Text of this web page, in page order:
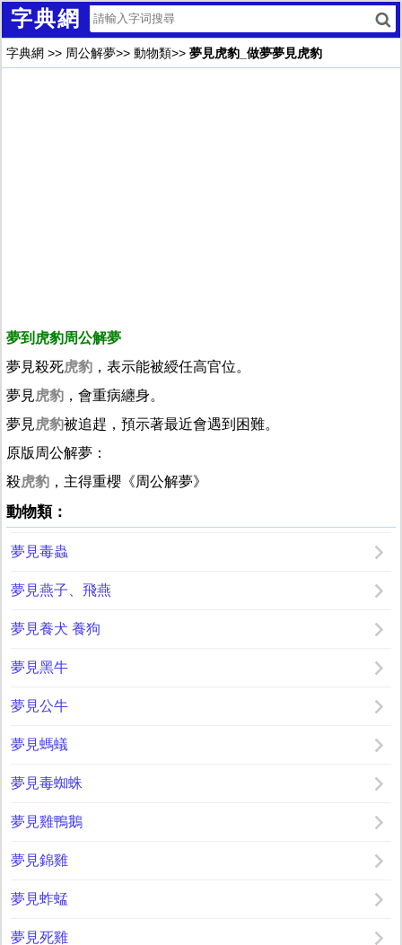
字典網
字典網 >> 周公解夢>> 動物類>> 夢見虎豹_做夢夢見虎豹
夢到虎豹周公解夢
夢見殺死虎豹 ，表示能被綬任高官位。
夢見虎豹 ，會重病纏身。
夢見虎豹被追趕，預示著最近會遇到困難。
原版周公解夢：
殺虎豹 ，主得重櫻《周公解夢》
動物類：
夢見毒蟲
夢見燕子、飛燕
夢見養犬 養狗
夢見黑牛
夢見公牛
夢見螞蟻
夢見毒蜘蛛
夢見雞鴨鵝
夢見錦雞
夢見蚱蜢
夢見死雞